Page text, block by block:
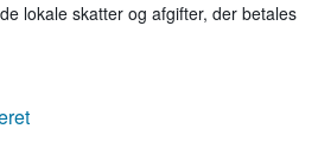
lokale skatter og afgifter, der betales